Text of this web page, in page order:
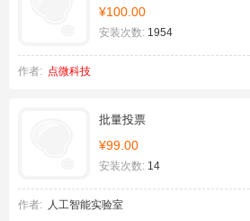
¥100.00
安装次数: 1954
作者: 点微科技
批量投票
¥99.00
安装次数: 14
作者: 人工智能实验室